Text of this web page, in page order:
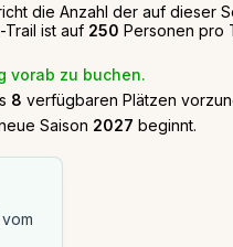
die Anzahl der auf dieser
ist auf 250 Personen pro
vorab zu buchen.
8 verfügbaren Plätzen
Saison 2027 beginnt.